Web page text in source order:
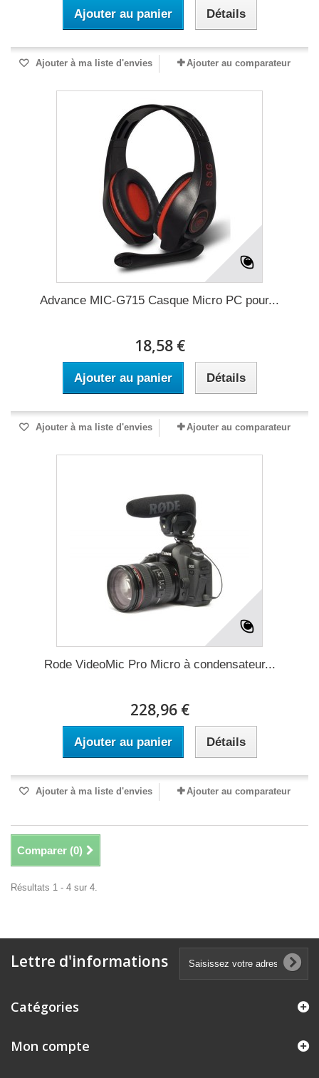
Ajouter au panier Détails
Ajouter à ma liste d'envies Ajouter au comparateur
Advance MIC-G715 Casque Micro PC pour...
18,58 €
Ajouter au panier Détails
Ajouter à ma liste d'envies Ajouter au comparateur
Rode VideoMic Pro Micro à condensateur...
228,96 €
Ajouter au panier Détails
Ajouter à ma liste d'envies Ajouter au comparateur
Comparer (0)
Résultats 1 - 4 sur 4.
Lettre d'informations
Catégories
Mon compte